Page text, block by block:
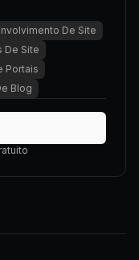
De Site
De Site
Portais
Blog